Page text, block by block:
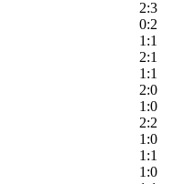
2:3
0:2
1:1
2:1
1:1
2:0
1:0
2:2
1:0
1:1
1:0